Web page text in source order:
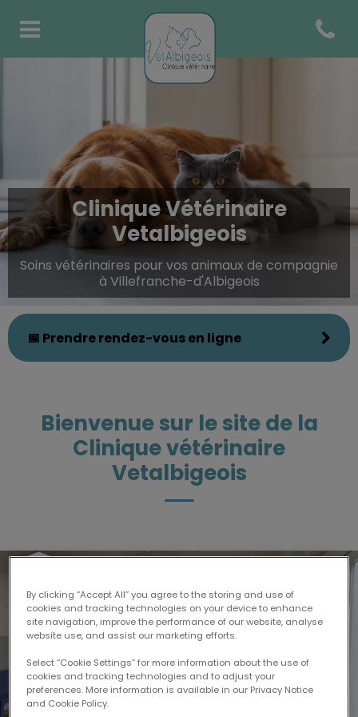
Page d'accueil de Clinique
Open
Clinique Vétérinaire
Vetalbigeois
Soins vétérinaires pour vos animaux de compagnie
à Villefranche-d'Albigeois
📅 Prendre rendez-vous en ligne
Bienvenue sur le site de la
Clinique vétérinaire
Vetalbigeois
By clicking “Accept All” you agree to the storing and use of
cookies and tracking technologies on your device to enhance
site navigation, improve the performance of our website, analyse
website use, and assist our marketing efforts.
Select “Cookie Settings” for more information about the use of
cookies and tracking technologies and to adjust your
preferences. More information is available in our Privacy Notice
and Cookie Policy.